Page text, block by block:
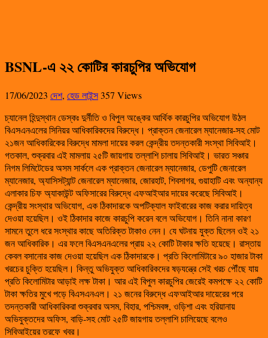
BSNL-এ ২২ কোটির কারচুপির অভিযোগ
17/06/2023 দেশ, হেড লাইন্স357 Views
চ্যানেল হিন্দুস্থান ডেস্কঃ দুর্নীতি ও বিপুল অঙ্কের আর্থিক কারচুপির অভিযোগ উঠল
বিএসএনএলের সিনিয়র আধিকারিকদের বিরুদ্ধে। প্রাক্তন জেনারেল ম্যানেজার-সহ মোট
২১জন আধিকারিকের বিরুদ্ধে মামলা দায়ের করল কেন্দ্রীয় তদন্তকারী সংস্থা সিবিআই।
গতকাল, শুক্রবার এই মামলায় ২৫টি জায়গায় তল্লাশি চালায় সিবিআই। ভারত সঞ্চার
নিগম লিমিটেডের অসম সার্কলে এক প্রাক্তন জেনারেল ম্যানেজার, ডেপুটি জেনারেল
ম্যানেজার, অ্যাসিসট্যান্ট জেনারেল ম্যানেজার, জোরহাট, শিবসাগর, গুয়াহাটি এবং অন্যান্য
এলাকার চিফ অ্যাকাউন্ট অফিসারের বিরুদ্ধে এফআইআর দায়ের করেছে সিবিআই।
কেন্দ্রীয় সংস্থার অভিযোগ, এক ঠিকাদারকে অপটিক্যাল ফাইবারের কাজ করার দায়িত্ব
দেওয়া হয়েছিল। ওই ঠিকাদার কাজে কারচুপি করেন বলে অভিযোগ। তিনি নানা কারণ
সামনে তুলে ধরে সংস্থার কাছে অতিরিক্ত টাকাও নেন। যে ঘটনায় যুক্ত ছিলেন ওই ২১
জন আধিকারিক। এর ফলে বিএসএনএলের প্রায় ২২ কোটি টাকার ক্ষতি হয়েছে। রাস্তায়
কেবল বসানোর কাজ দেওয়া হয়েছিল এক ঠিকাদারকে। প্রতি কিলোমিটারে ৯০ হাজার টাকা
খরচের চুক্তি হয়েছিল। কিন্তু অভিযুক্ত আধিকারিকদের ষড়যন্ত্রে সেই খরচ পৌঁছে যায়
প্রতি কিলোমিটার আড়াই লক্ষ টাকা। আর এই বিপুল কারচুপির জেরেই কমপক্ষে ২২ কোটি
টাকা ক্ষতির মুখে পড়ে বিএসএনএল। ২১ জনের বিরুদ্ধে এফআইআর দায়েরের পরে
তদন্তকারী আধিকারিকরা শুক্রবার অসম, বিহার, পশ্চিমবঙ্গ, ওড়িশা এবং হরিয়ানায়
অভিযুক্তদের অফিস, বাড়ি-সহ মোট ২৫টি জায়গায় তল্লাশি চালিয়েছে বলেও
সিবিআইয়ের তরফে খবর।